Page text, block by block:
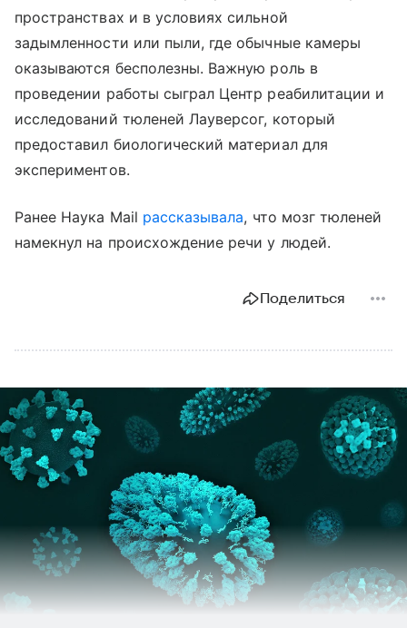
пространствах и в условиях сильной
задымленности или пыли, где обычные камеры
оказываются бесполезны. Важную роль в
проведении работы сыграл Центр реабилитации и
исследований тюленей Лауверсог, который
предоставил биологический материал для
экспериментов.
Ранее Наука Mail рассказывала, что мозг тюленей
намекнул на происхождение речи у людей.
Поделиться